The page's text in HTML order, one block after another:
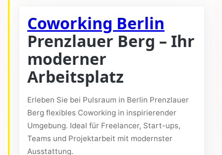
Coworking Berlin
Prenzlauer Berg – Ihr
moderner
Arbeitsplatz
Erleben Sie bei Pulsraum in Berlin Prenzlauer
Berg flexibles Coworking in inspirierender
Umgebung. Ideal für Freelancer, Start-ups,
Teams und Projektarbeit mit modernster
Ausstattung.